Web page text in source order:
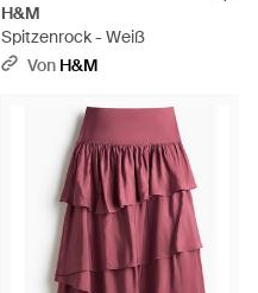
H&M
Spitzenrock - Weiß
Von H&M